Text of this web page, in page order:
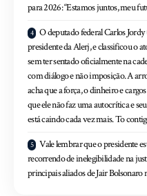
para 2026: “Estamos juntos, meu
O deputado federal Carlos
presidente da Alerj, e classificou o
sem ter sentado oficialmente na
com diálogo e não imposição. A
acha que a força, o dinheiro e
que ele não faz uma autocrítica e
está caindo cada vez mais. To
Vale lembrar que o presidente
recorrendo de inelegibilidade na
principais aliados de Jair Bolsonaro